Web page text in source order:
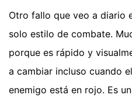
Otro fallo que veo a diario
solo estilo de combate.
porque es rápido y
a cambiar incluso cuando
enemigo está en rojo. Es